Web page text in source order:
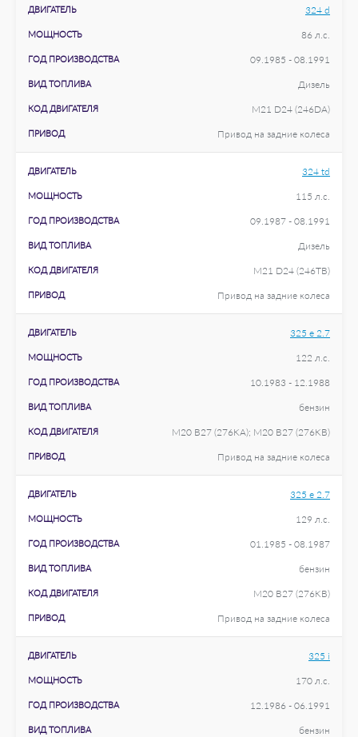
ДВИГАТЕЛЬ 324 d
МОЩНОСТЬ 86 л.с.
ГОД ПРОИЗВОДСТВА 09.1985 - 08.1991
ВИД ТОПЛИВА Дизель
КОД ДВИГАТЕЛЯ M21 D24 (246DA)
ПРИВОД Привод на задние колеса
ДВИГАТЕЛЬ 324 td
МОЩНОСТЬ 115 л.с.
ГОД ПРОИЗВОДСТВА 09.1987 - 08.1991
ВИД ТОПЛИВА Дизель
КОД ДВИГАТЕЛЯ M21 D24 (246TB)
ПРИВОД Привод на задние колеса
ДВИГАТЕЛЬ 325 e 2.7
МОЩНОСТЬ 122 л.с.
ГОД ПРОИЗВОДСТВА 10.1983 - 12.1988
ВИД ТОПЛИВА бензин
КОД ДВИГАТЕЛЯ M20 B27 (276KA); M20 B27 (276KB)
ПРИВОД Привод на задние колеса
ДВИГАТЕЛЬ 325 e 2.7
МОЩНОСТЬ 129 л.с.
ГОД ПРОИЗВОДСТВА 01.1985 - 08.1987
ВИД ТОПЛИВА бензин
КОД ДВИГАТЕЛЯ M20 B27 (276KB)
ПРИВОД Привод на задние колеса
ДВИГАТЕЛЬ 325 i
МОЩНОСТЬ 170 л.с.
ГОД ПРОИЗВОДСТВА 12.1986 - 06.1991
ВИД ТОПЛИВА бензин